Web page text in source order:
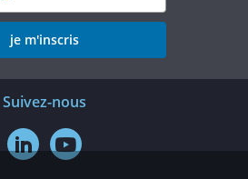
je m'inscris
Suivez-nous
 